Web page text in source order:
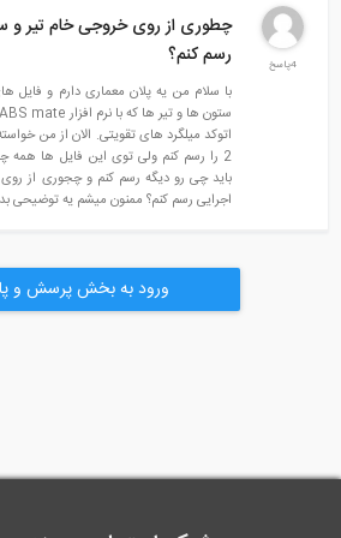
مدرس مهندس اسدی
مشاهده قسمتی از فیلم آموزشی
مهندس اسدی
تمایز اصلی این دوره با سایر دوره های مشابه:
• برای اولین بار در این دوره آموزشی، پکیج
صورت یکجا جمع آوری شده است. این
آیتم های ساختمانی از فونداسیون تا نازک
• بررسی قراردی تمام آیتم های ساختمانی (
4پاسخ
چطوری از روی خروجی خام تیر و
رسم کنم؟
با سلام من یه پلان معماری دارم و فایل
اتوکد میلگرد های تقویتی. الان از من
2 را رسم کنم ولی توی این فایل ها همه
باید چی رو دیگه رسم کنم و چجوری از
اجرایی رسم کنم؟ ممنون میشم یه توضیحی
ورود به بخش پرسش و